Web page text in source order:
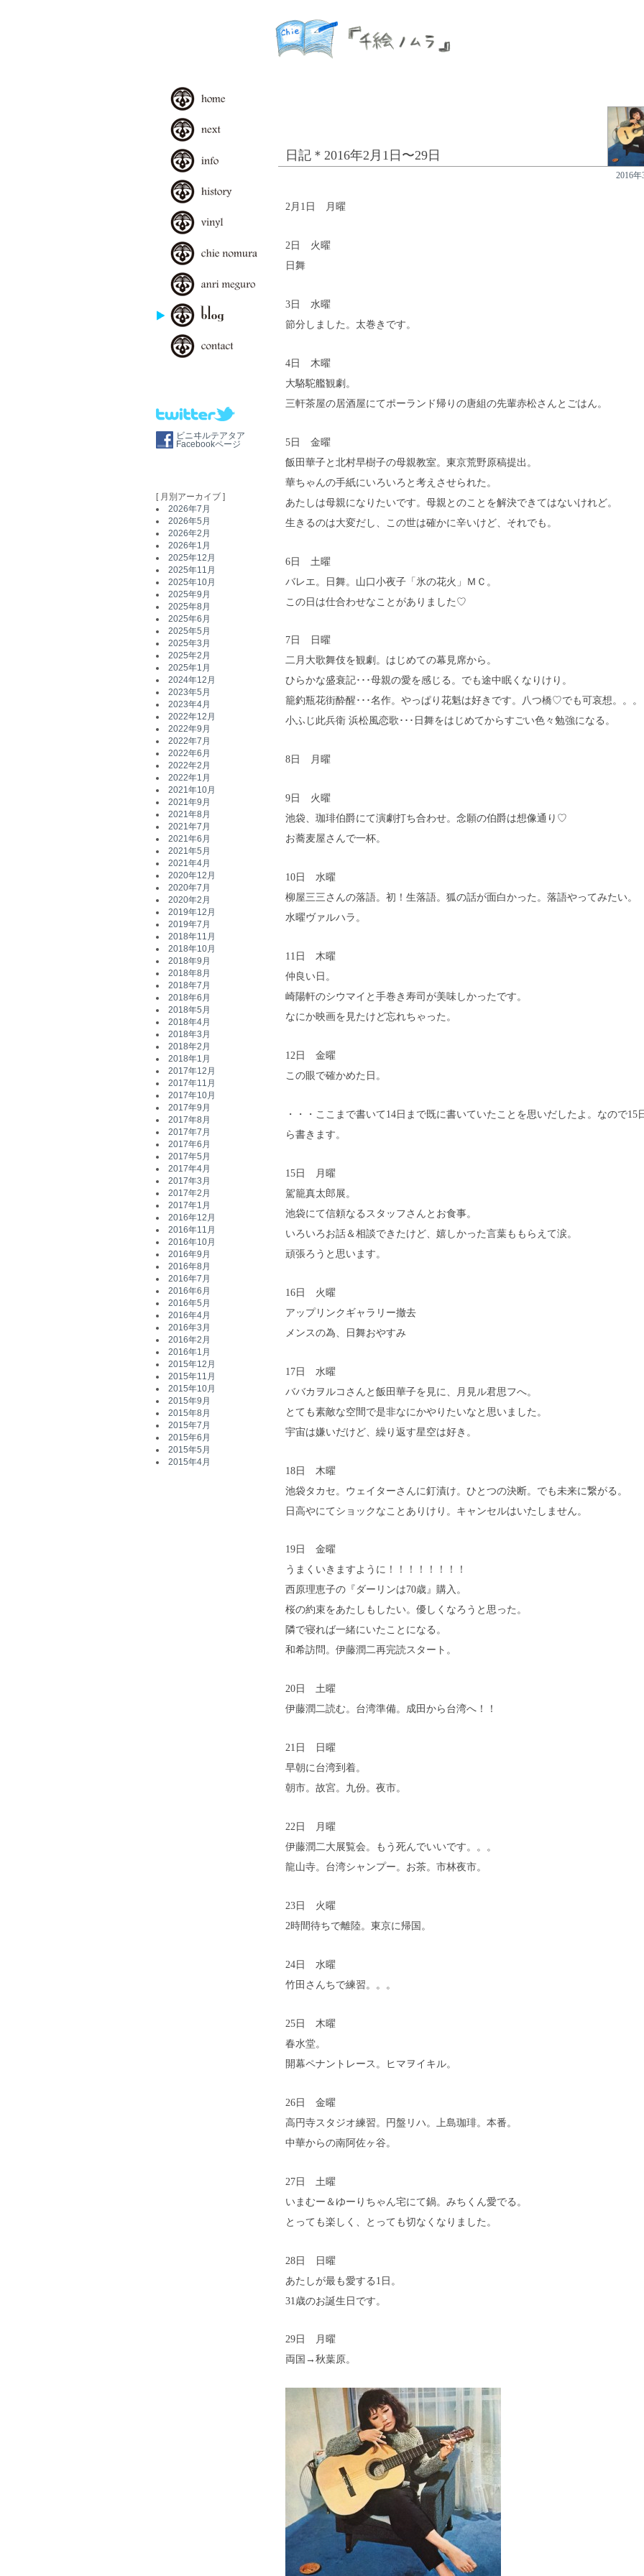
ビニヰルテアタア
Facebookページ
[ 月別アーカイブ ]
2026年7月
2026年5月
2026年2月
2026年1月
2025年12月
2025年11月
2025年10月
2025年9月
2025年8月
2025年6月
2025年5月
2025年3月
2025年2月
2025年1月
2024年12月
2023年5月
2023年4月
2022年12月
2022年9月
2022年7月
2022年6月
2022年2月
2022年1月
2021年10月
2021年9月
2021年8月
2021年7月
2021年6月
2021年5月
2021年4月
2020年12月
2020年7月
2020年2月
2019年12月
2019年7月
2018年11月
2018年10月
2018年9月
2018年8月
2018年7月
2018年6月
2018年5月
2018年4月
2018年3月
2018年2月
2018年1月
2017年12月
2017年11月
2017年10月
2017年9月
2017年8月
2017年7月
2017年6月
2017年5月
2017年4月
2017年3月
2017年2月
2017年1月
2016年12月
2016年11月
2016年10月
2016年9月
2016年8月
2016年7月
2016年6月
2016年5月
2016年4月
2016年3月
2016年2月
2016年1月
2015年12月
2015年11月
2015年10月
2015年9月
2015年8月
2015年7月
2015年6月
2015年5月
2015年4月
日記＊2016年2月1日〜29日
2016
2月1日 月曜
2日 火曜
日舞
3日 水曜
節分しました。太巻きです。
4日 木曜
大駱駝艦観劇。
三軒茶屋の居酒屋にてポーランド帰りの唐組の先輩赤松さんとごはん。
5日 金曜
飯田華子と北村早樹子の母親教室。東京荒野原稿提出。
華ちゃんの手紙にいろいろと考えさせられた。
あたしは母親になりたいです。母親とのことを解決できてはないけれど。
生きるのは大変だし、この世は確かに辛いけど、それでも。
6日 土曜
バレエ。日舞。山口小夜子「氷の花火」ＭＣ。
この日は仕合わせなことがありました♡
7日 日曜
二月大歌舞伎を観劇。はじめての幕見席から。
ひらかな盛衰記･･･母親の愛を感じる。でも途中眠くなりけり。
籠釣瓶花街酔醒･･･名作。やっぱり花魁は好きです。八つ橋♡でも可哀想。。。
小ふじ此兵衛 浜松風恋歌･･･日舞をはじめてからすごい色々勉強になる。
8日 月曜
9日 火曜
池袋、珈琲伯爵にて演劇打ち合わせ。念願の伯爵は想像通り♡
お蕎麦屋さんで一杯。
10日 水曜
柳屋三三さんの落語。初！生落語。狐の話が面白かった。落語やってみたい。
水曜ヴァルハラ。
11日 木曜
仲良い日。
崎陽軒のシウマイと手巻き寿司が美味しかったです。
なにか映画を見たけど忘れちゃった。
12日 金曜
この眼で確かめた日。
・・・ここまで書いて14日まで既に書いていたことを思いだしたよ。なので15
ら書きます。
15日 月曜
駕籠真太郎展。
池袋にて信頼なるスタッフさんとお食事。
いろいろお話＆相談できたけど、嬉しかった言葉ももらえて涙。
頑張ろうと思います。
16日 火曜
アップリンクギャラリー撤去
メンスの為、日舞おやすみ
17日 水曜
ババカヲルコさんと飯田華子を見に、月見ル君思フへ。
とても素敵な空間で是非なにかやりたいなと思いました。
宇宙は嫌いだけど、繰り返す星空は好き。
18日 木曜
池袋タカセ。ウェイターさんに釘漬け。ひとつの決断。でも未来に繋がる。
日高やにてショックなことありけり。キャンセルはいたしません。
19日 金曜
うまくいきますように！！！！！！！！
西原理恵子の『ダーリンは70歳』購入。
桜の約束をあたしもしたい。優しくなろうと思った。
隣で寝れば一緒にいたことになる。
和希訪問。伊藤潤二再完読スタート。
20日 土曜
伊藤潤二読む。台湾準備。成田から台湾へ！！
21日 日曜
早朝に台湾到着。
朝市。故宮。九份。夜市。
22日 月曜
伊藤潤二大展覧会。もう死んでいいです。。。
龍山寺。台湾シャンプー。お茶。市林夜市。
23日 火曜
2時間待ちで離陸。東京に帰国。
24日 水曜
竹田さんちで練習。。。
25日 木曜
春水堂。
開幕ペナントレース。ヒマヲイキル。
26日 金曜
高円寺スタジオ練習。円盤リハ。上島珈琲。本番。
中華からの南阿佐ヶ谷。
27日 土曜
いまむー＆ゆーりちゃん宅にて鍋。みちくん愛でる。
とっても楽しく、とっても切なくなりました。
28日 日曜
あたしが最も愛する1日。
31歳のお誕生日です。
29日 月曜
両国→秋葉原。